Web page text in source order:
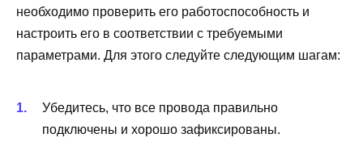
необходимо проверить его работоспособность и
настроить его в соответствии с требуемыми
параметрами. Для этого следуйте следующим шагам:
Убедитесь, что все провода правильно
подключены и хорошо зафиксированы.